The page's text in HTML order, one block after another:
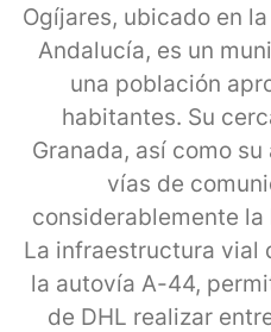
Ogíjares, ubicado en
Andalucía, es un
una población
habitantes. Su
Granada, así como
vías de
considerablemente
La infraestructura vial
la autovía A-44,
de DHL realizar